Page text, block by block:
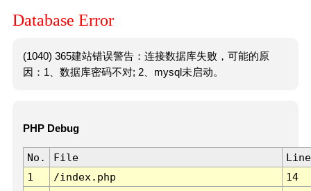
Database Error
(1040) 365建站错误警告：连接数据库失败，可能的原
因：1、数据库密码不对; 2、mysql未启动。
PHP Debug
No. File
Line
1
/index.php 14